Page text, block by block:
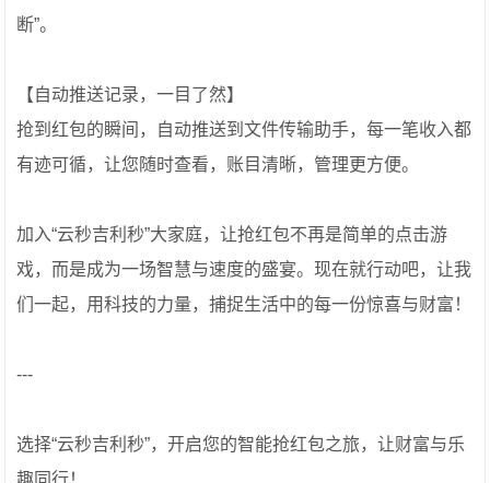
断”。
【自动推送记录，一目了然】
抢到红包的瞬间，自动推送到文件传输助手，每一笔收入都
有迹可循，让您随时查看，账目清晰，管理更方便。
加入“云秒吉利秒”大家庭，让抢红包不再是简单的点击游
戏，而是成为一场智慧与速度的盛宴。现在就行动吧，让我
们一起，用科技的力量，捕捉生活中的每一份惊喜与财富！
---
选择“云秒吉利秒”，开启您的智能抢红包之旅，让财富与乐
趣同行！